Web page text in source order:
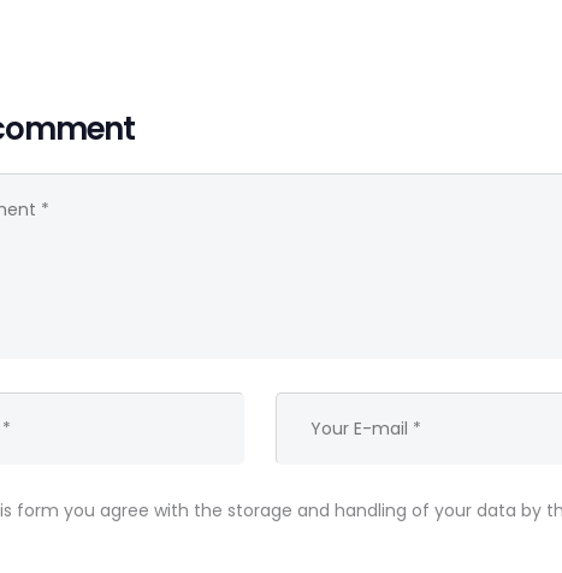
form you agree with the storage and handling of your data by